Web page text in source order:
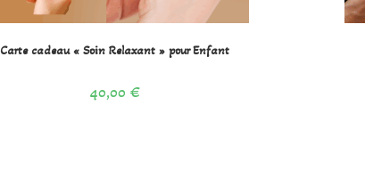
Carte cadeau « Soin Relaxant » pour Enfant
40,00€